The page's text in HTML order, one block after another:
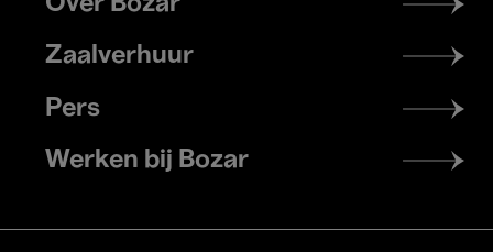
menu
Zaalverhuur
Pers
Werken bij Bozar